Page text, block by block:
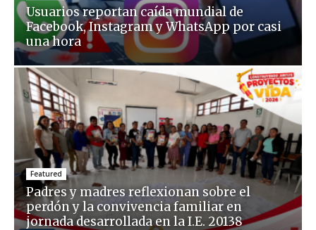
Usuarios reportan caída mundial de
Facebook, Instagram y WhatsApp por casi
una hora
Featured
Padres y madres reflexionan sobre el
perdón y la convivencia familiar en
jornada desarrollada en la I.E. 20138